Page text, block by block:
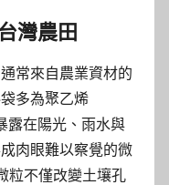
灣農田
常來自農業資材的
多為聚乙烯
露在陽光、雨水與
肉眼難以察覺的微
粒不僅改變土壤孔